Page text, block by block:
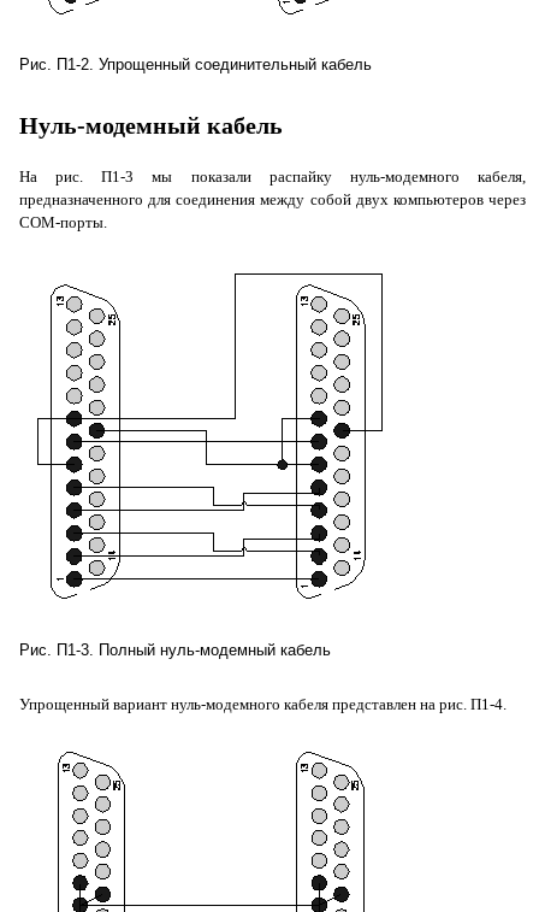
Рис. П1-2. Упрощенный соединительный кабель
Нуль-модемный кабель
На рис. П1-3 мы показали распайку нуль-модемного кабеля,
предназначенного для соединения между собой двух компьютеров через
COM-порты.
Рис. П1-3. Полный нуль-модемный кабель
Упрощенный вариант нуль-модемного кабеля представлен на рис. П1-4.